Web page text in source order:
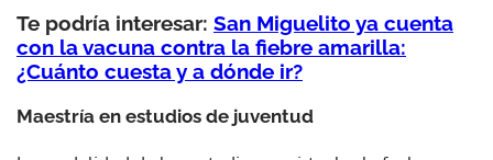
Te podría interesar: San Miguelito ya cuenta
con la vacuna contra la fiebre amarilla:
¿Cuánto cuesta y a dónde ir?
Maestría en estudios de juventud